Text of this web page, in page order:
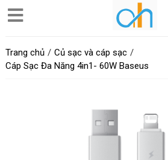
Trang chủ
Củ sạc và cáp sạc
Cáp Sạc Đa Năng 4in1- 60W Baseus